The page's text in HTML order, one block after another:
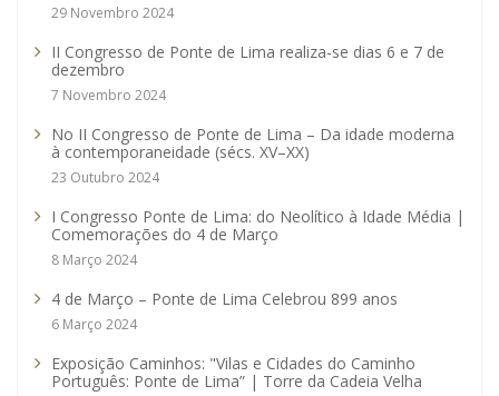
29 Novembro 2024
II Congresso de Ponte de Lima realiza-se dias 6 e 7 de
dezembro
7 Novembro 2024
No II Congresso de Ponte de Lima – Da idade moderna
à contemporaneidade (sécs. XV–XX)
23 Outubro 2024
I Congresso Ponte de Lima: do Neolítico à Idade Média |
Comemorações do 4 de Março
8 Março 2024
4 de Março – Ponte de Lima Celebrou 899 anos
6 Março 2024
Exposição Caminhos: "Vilas e Cidades do Caminho
Português: Ponte de Lima” | Torre da Cadeia Velha